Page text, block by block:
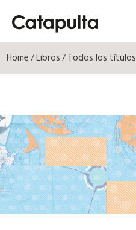
Home/Libros/Todos los títulos